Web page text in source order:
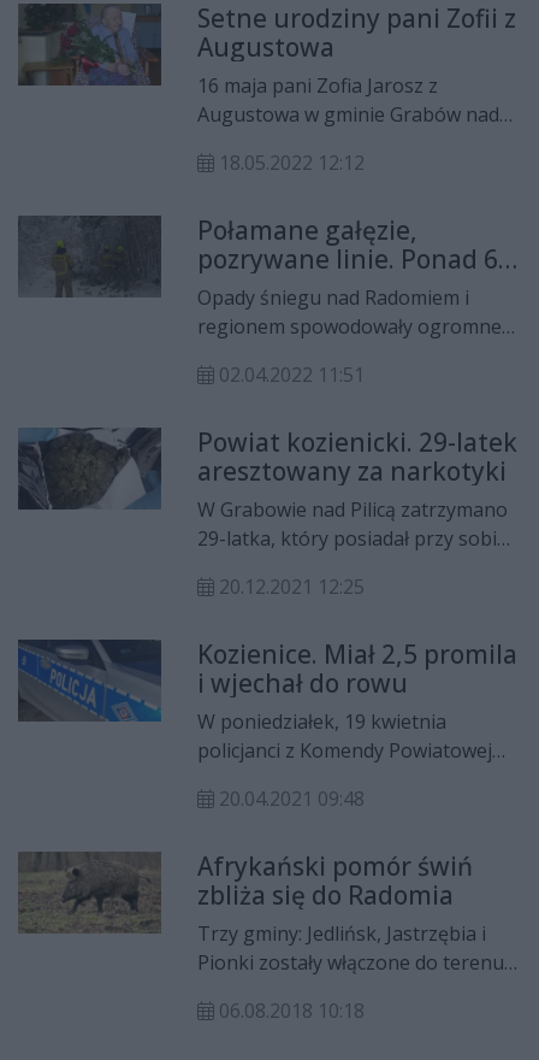
innym pojazdem.
Setne urodziny pani Zofii z
Augustowa
16 maja pani Zofia Jarosz z
Augustowa w gminie Grabów nad
setne urodziny.
18.05.2022 12:12
Połamane gałęzie,
pozrywane linie. Ponad 60
tys. odbiorców bez prądu
Opady śniegu nad Radomiem i
regionem spowodowały ogromne
pracują nad usunięciem
pracownicy PGE pracują nad
usunięciem awarii. Bez prądu
pozostaje ponad 60 tys. odbiorców.
02.04.2022 11:51
Powiat kozienicki. 29-latek
aresztowany za narkotyki
W Grabowie nad Pilicą zatrzymano
29-latka, który posiadał przy sobie
Mężczyzna trafił na trzy miesiące do
20.12.2021 12:25
Kozienice. Miał 2,5 promila
i wjechał do rowu
W poniedziałek, 19 kwietnia
policjanci z Komendy Powiatowej
pijanego kierowcę. W miejscowości
do rowu, ponieważ stracił
panowanie nad autem, miał ponad
2,5 promila alkoholu w organizmie.
20.04.2021 09:48
Afrykański pomór świń
zbliża się do Radomia
Trzy gminy: Jedlińsk, Jastrzębia i
Pionki zostały włączone do terenu
afrykańskim pomorem świń (ASF)
06.08.2018 10:18